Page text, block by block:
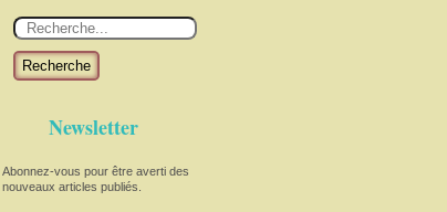
Recherche
Newsletter
Abonnez-vous pour être averti des
nouveaux articles publiés.